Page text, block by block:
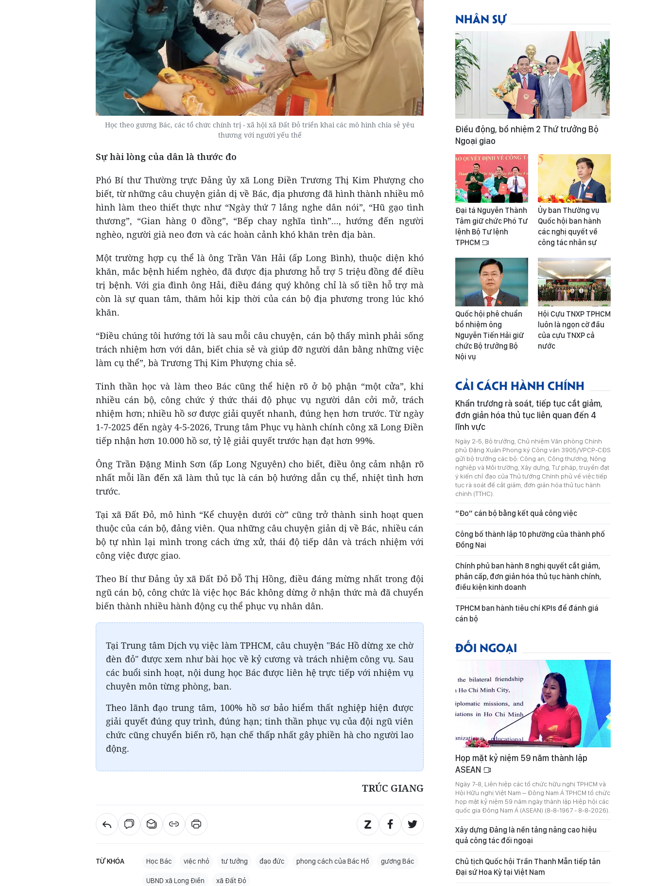
Học theo gương Bác, các tổ chức chính trị - xã hội xã Đất Đỏ triển khai các mô hình chia sẻ yêu
thương với người yếu thế
Sự hài lòng của dân là thước đo
Phó Bí thư Thường trực Đảng ủy xã Long Điền Trương Thị Kim Phượng cho
biết, từ những câu chuyện giản dị về Bác, địa phương đã hình thành nhiều mô
hình làm theo thiết thực như “Ngày thứ 7 lắng nghe dân nói”, “Hũ gạo tình
thương”, “Gian hàng 0 đồng”, “Bếp chay nghĩa tình”..., hướng đến người
nghèo, người già neo đơn và các hoàn cảnh khó khăn trên địa bàn.
Một trường hợp cụ thể là ông Trần Văn Hải (ấp Long Bình), thuộc diện khó
khăn, mắc bệnh hiểm nghèo, đã được địa phương hỗ trợ 5 triệu đồng để điều
trị bệnh. Với gia đình ông Hải, điều đáng quý không chỉ là số tiền hỗ trợ mà
còn là sự quan tâm, thăm hỏi kịp thời của cán bộ địa phương trong lúc khó
khăn.
“Điều chúng tôi hướng tới là sau mỗi câu chuyện, cán bộ thấy mình phải sống
trách nhiệm hơn với dân, biết chia sẻ và giúp đỡ người dân bằng những việc
làm cụ thể”, bà Trương Thị Kim Phượng chia sẻ.
Tinh thần học và làm theo Bác cũng thể hiện rõ ở bộ phận “một cửa”, khi
nhiều cán bộ, công chức ý thức thái độ phục vụ người dân cởi mở, trách
nhiệm hơn; nhiều hồ sơ được giải quyết nhanh, đúng hẹn hơn trước. Từ ngày
1-7-2025 đến ngày 4-5-2026, Trung tâm Phục vụ hành chính công xã Long Điền
tiếp nhận hơn 10.000 hồ sơ, tỷ lệ giải quyết trước hạn đạt hơn 99%.
Ông Trần Đặng Minh Sơn (ấp Long Nguyên) cho biết, điều ông cảm nhận rõ
nhất mỗi lần đến xã làm thủ tục là cán bộ hướng dẫn cụ thể, nhiệt tình hơn
trước.
Tại xã Đất Đỏ, mô hình “Kể chuyện dưới cờ” cũng trở thành sinh hoạt quen
thuộc của cán bộ, đảng viên. Qua những câu chuyện giản dị về Bác, nhiều cán
bộ tự nhìn lại mình trong cách ứng xử, thái độ tiếp dân và trách nhiệm với
công việc được giao.
Theo Bí thư Đảng ủy xã Đất Đỏ Đỗ Thị Hồng, điều đáng mừng nhất trong đội
ngũ cán bộ, công chức là việc học Bác không dừng ở nhận thức mà đã chuyển
biến thành nhiều hành động cụ thể phục vụ nhân dân.
Tại Trung tâm Dịch vụ việc làm TPHCM, câu chuyện "Bác Hồ dừng xe chờ
đèn đỏ" được xem như bài học về kỷ cương và trách nhiệm công vụ. Sau
các buổi sinh hoạt, nội dung học Bác được liên hệ trực tiếp với nhiệm vụ
chuyên môn từng phòng, ban.
Theo lãnh đạo trung tâm, 100% hồ sơ bảo hiểm thất nghiệp hiện được
giải quyết đúng quy trình, đúng hạn; tinh thần phục vụ của đội ngũ viên
chức cũng chuyển biến rõ, hạn chế thấp nhất gây phiền hà cho người lao
động.
TRÚC GIANG
TỪ KHÓA Học Bác việc nhỏ tư tưởng đạo đức phong cách của Bác Hồ gương Bác
UBND xã Long Điền xã Đất Đỏ
NHÂN SỰ
Điều động, bổ nhiệm 2 Thứ trưởng Bộ
Ngoại giao
Đại tá Nguyễn Thành
Tâm giữ chức Phó Tư
lệnh Bộ Tư lệnh
TPHCM
Ủy ban Thường vụ
Quốc hội ban hành
các nghị quyết về
công tác nhân sự
Quốc hội phê chuẩn
bổ nhiệm ông
Nguyễn Tiến Hải giữ
chức Bộ trưởng Bộ
Nội vụ
Hội Cựu TNXP TPHCM
luôn là ngọn cờ đầu
của cựu TNXP cả
nước
CẢI CÁCH HÀNH CHÍNH
Khẩn trương rà soát, tiếp tục cắt giảm,
đơn giản hóa thủ tục liên quan đến 4
lĩnh vực
Ngày 2-5, Bộ trưởng, Chủ nhiệm Văn phòng Chính
phủ Đặng Xuân Phong ký Công văn 3905/VPCP-CĐS
gửi bộ trưởng các bộ: Công an, Công thương, Nông
nghiệp và Môi trường, Xây dựng, Tư pháp, truyền đạt
ý kiến chỉ đạo của Thủ tướng Chính phủ về việc tiếp
tục rà soát để cắt giảm, đơn giản hóa thủ tục hành
chính (TTHC).
“Đo” cán bộ bằng kết quả công việc
Công bố thành lập 10 phường của thành phố
Đồng Nai
Chính phủ ban hành 8 nghị quyết cắt giảm,
phân cấp, đơn giản hóa thủ tục hành chính,
điều kiện kinh doanh
TPHCM ban hành tiêu chí KPIs để đánh giá
cán bộ
ĐỐI NGOẠI
Họp mặt kỷ niệm 59 năm thành lập
ASEAN
Ngày 7-8, Liên hiệp các tổ chức hữu nghị TPHCM và
Hội Hữu nghị Việt Nam – Đông Nam Á TPHCM tổ chức
họp mặt kỷ niệm 59 năm ngày thành lập Hiệp hội các
quốc gia Đông Nam Á (ASEAN) (8-8-1967 - 8-8-2026).
Xây dựng Đảng là nền tảng nâng cao hiệu
quả công tác đối ngoại
Chủ tịch Quốc hội Trần Thanh Mẫn tiếp tân
Đại sứ Hoa Kỳ tại Việt Nam